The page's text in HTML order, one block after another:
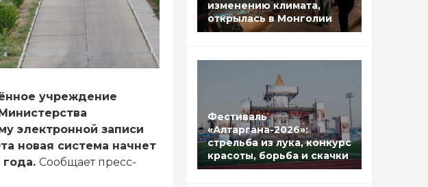
учреждение
электронной записи
новая система начнет
года. Сообщает пресс-
изменению климата,
открылась в Монголии
Фестиваль
«Алтаргана-2026»:
стрельба из лука, конкурс
красоты, борьба и скачки